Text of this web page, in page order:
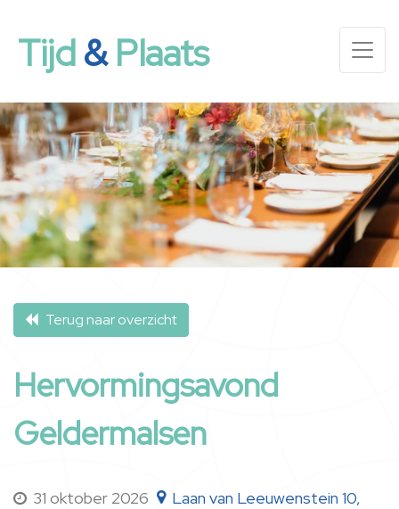
Tijd&Plaats
Terug naar overzicht
Hervormingsavond
Geldermalsen
31 oktober 2026
Laan van Leeuwenstein 10,